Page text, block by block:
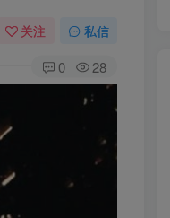
关注 私信
0 28